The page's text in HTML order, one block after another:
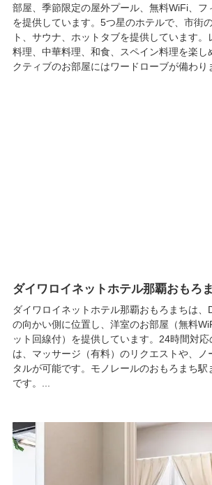
部屋、季節限定の屋外プール、無料WiFi、フ
を提供しています。5つ星のホテルで、市街
ト、サウナ、ホットタブを提供しています
料理、中華料理、和食、スペイン料理を楽し
クティブのお部屋にはワードローブが備わり
ダイワロイネットホテル那覇おもろ
ダイワロイネットホテル那覇おもろまちは、
の向かい側に位置し、洋室のお部屋（無料
ット回線付）を提供しています。24時間対
は、マッサージ（有料）のリクエストや、ノ
タルが可能です。モノレールのおもろまち駅
です。...